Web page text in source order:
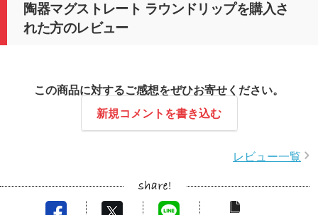
陶器マグストレート ラウンドリップを購入さ
れた方のレビュー
この商品に対するご感想をぜひお寄せください。
新規コメントを書き込む
レビュー一覧